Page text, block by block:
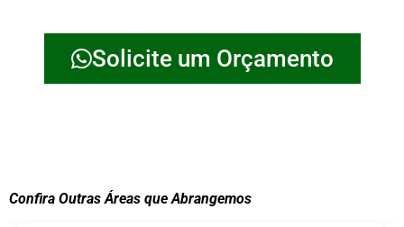
Solicite um Orçamento
Confira Outras Áreas que Abrangemos